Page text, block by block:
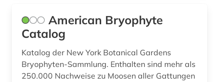
energietechnik (3)
energieversorgung (1)
American Bryophyte
Catalog
Katalog der New York Botanical Gardens
Bryophyten-Sammlung. Enthalten sind mehr als
250.000 Nachweise zu Moosen aller Gattungen